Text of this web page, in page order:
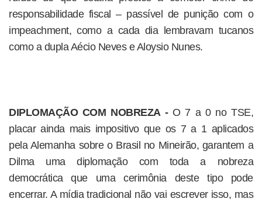
responsabilidade fiscal – passível de punição com o
impeachment, como a cada dia lembravam tucanos
como a dupla Aécio Neves e Aloysio Nunes.
DIPLOMAÇÃO COM NOBREZA -O 7 a 0 no TSE,
placar ainda mais impositivo que os 7 a 1 aplicados
pela Alemanha sobre o Brasil no Mineirão, garantem a
Dilma uma diplomação com toda a nobreza
democrática que uma cerimônia deste tipo pode
encerrar. A mídia tradicional não vai escrever isso, mas